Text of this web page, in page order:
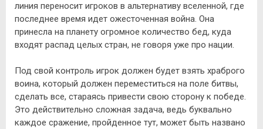
линия переносит игроков в альтернативу вселенной, где
последнее время идет ожесточенная война. Она
принесла на планету огромное количество бед, куда
входят распад целых стран, не говоря уже про нации.
Под свой контроль игрок должен будет взять храброго
воина, который должен переместиться на поле битвы,
сделать все, стараясь привести свою сторону к победе.
Это действительно сложная задача, ведь буквально
каждое сражение, пройденное тут, может быть названо